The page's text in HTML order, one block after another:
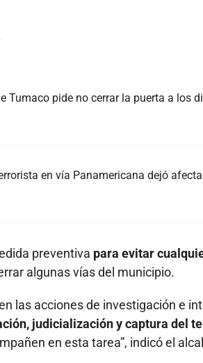
Tumaco pide no cerrar la puerta a los
en vía Panamericana dejó
preventiva para evitar
algunas vías del municipio.
las acciones de investigación e
judicialización y captura del
en esta tarea”, indicó el